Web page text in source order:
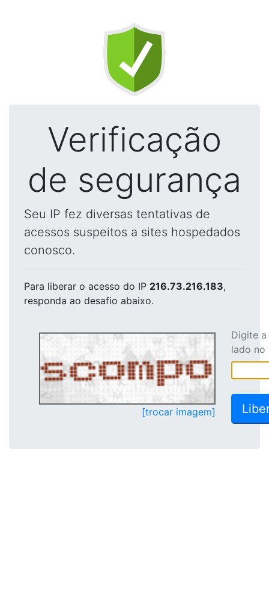
Verificação
de segurança
Seu IP fez diversas tentativas de
acessos suspeitos a sites hospedados
conosco.
Para liberar o acesso do IP 216.73.216.183,
responda ao desafio abaixo.
[trocar imagem]
Digite
lado no